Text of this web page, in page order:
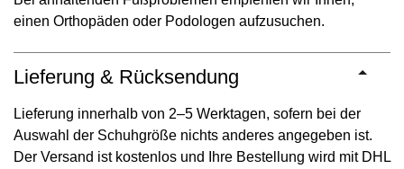
einen Orthopäden oder Podologen aufzusuchen.
Lieferung & Rücksendung
Lieferung innerhalb von 2–5 Werktagen, sofern bei der
Auswahl der Schuhgröße nichts anderes angegeben ist.
Der Versand ist kostenlos und Ihre Bestellung wird mit DHL